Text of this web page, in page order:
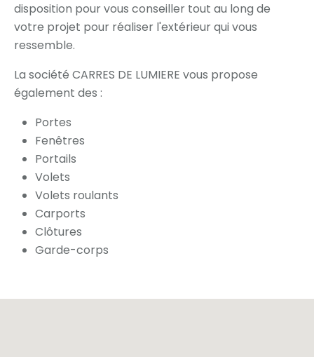
disposition pour vous conseiller tout au long de
votre projet pour réaliser l'extérieur qui vous
ressemble.
La société CARRES DE LUMIERE vous propose
également des :
Portes
Fenêtres
Portails
Volets
Volets roulants
Carports
Clôtures
Garde-corps